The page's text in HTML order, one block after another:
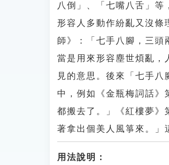
八倒」、「七嘴八舌」
形容人多動作紛亂又沒
師》：「七手八腳，三
當是用來形容塵世煩亂，
見的意思。後來「七手
中，例如《金瓶梅詞話
都搬去了。」《紅樓夢》
著拿出個美人風箏來。」
用法說明：